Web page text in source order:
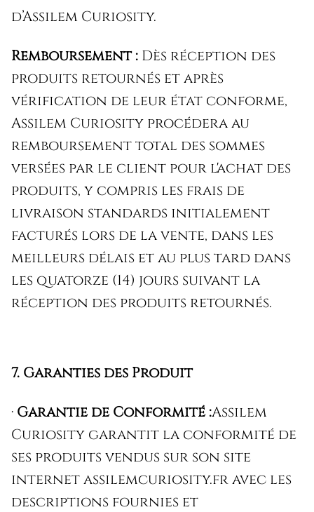
d’Assilem Curiosity.
Remboursement : Dès réception des
produits retournés et après
vérification de leur état conforme,
Assilem Curiosity procédera au
remboursement total des sommes
versées par le client pour l'achat des
produits, y compris les frais de
livraison standards initialement
facturés lors de la vente, dans les
meilleurs délais et au plus tard dans
les quatorze (14) jours suivant la
réception des produits retournés.
7. Garanties des Produit
· Garantie de Conformité :Assilem
Curiosity garantit la conformité de
ses produits vendus sur son site
internet assilemcuriosity.fr avec les
descriptions fournies et